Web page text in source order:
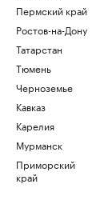
Пермский край
Ростов-на-Дону
Татарстан
Тюмень
Черноземье
Кавказ
Карелия
Мурманск
Приморский
край